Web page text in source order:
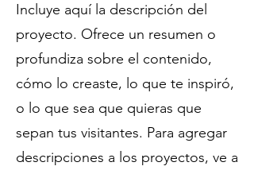
Incluye aquí la descripción del
proyecto. Ofrece un resumen o
profundiza sobre el contenido,
cómo lo creaste, lo que te inspiró,
o lo que sea que quieras que
sepan tus visitantes. Para agregar
descripciones a los proyectos, ve a